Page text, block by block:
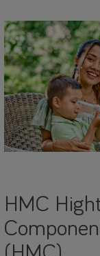
HMC